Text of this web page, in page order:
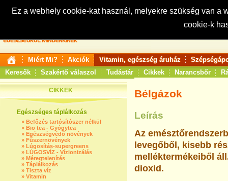
Ez a webhely cookie-kat használ, melyekre szükség van
cookie-k
Keresés:
Miért Mi? Akciók Vitamin, egészség áruház
Keresők
Szakértő válaszol Tudástár Cikkek Narancsbőr
CIKKEK
Egészséges táplálkozás
» Befőzés tartósítószer nélkül
» Bio tea - Gyógytea
» Egészségvédő növények
» Fűszernövények
» Lúgosítás-supergreens
» LÚGOSVÍZ - Vízionizálás
» Méregtelenítés
» Táplálkozás
» Tiszta víz
» Vitamin
Bélgázok
Leírás
Az
levegőből, kisebb
melléktermékeiből
dioxid.